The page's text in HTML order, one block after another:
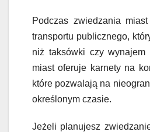
Podczas zwiedzania
transportu publicznego,
niż taksówki czy wynajem
miast oferuje karnety na
które pozwalają na
określonym czasie.
Jeżeli planujesz